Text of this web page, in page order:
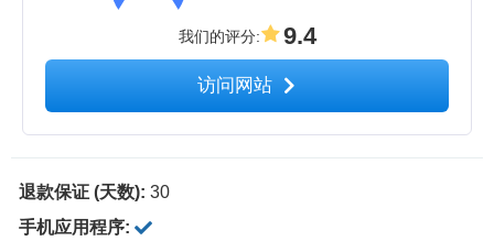
我们的评分: 9.4
访问网站
退款保证 (天数): 30
手机应用程序: